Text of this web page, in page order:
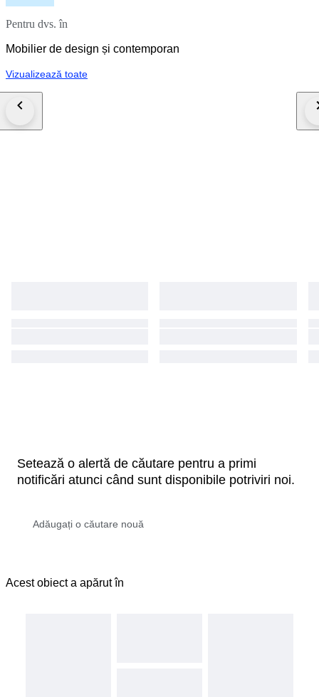
Pentru dvs. în
Mobilier de design și contemporan
Vizualizează toate
Setează o alertă de căutare pentru a primi
notificări atunci când sunt disponibile potriviri noi.
Acest obiect a apărut în